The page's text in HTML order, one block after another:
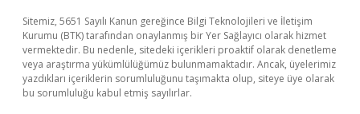
Sitemiz, 5651 Sayılı Kanun gereğince Bilgi Teknolojileri ve İletişim
Kurumu (BTK) tarafından onaylanmış bir Yer Sağlayıcı olarak hizmet
vermektedir. Bu nedenle, sitedeki içerikleri proaktif olarak denetleme
veya araştırma yükümlülüğümüz bulunmamaktadır. Ancak, üyelerimiz
yazdıkları içeriklerin sorumluluğunu taşımakta olup, siteye üye olarak
bu sorumluluğu kabul etmiş sayılırlar.